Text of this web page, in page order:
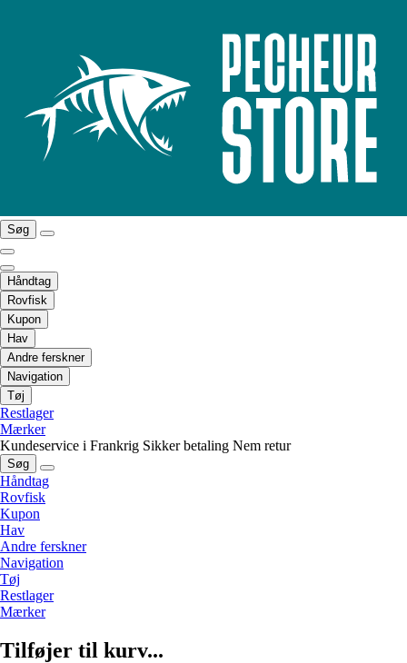
Søg
Håndtag
Rovfisk
Kupon
Hav
Andre ferskner
Navigation
Tøj
Restlager
Mærker
Kundeservice i Frankrig Sikker betaling Nem retur
Søg
Håndtag
Rovfisk
Kupon
Hav
Andre ferskner
Navigation
Tøj
Restlager
Mærker
Tilføjer til kurv...